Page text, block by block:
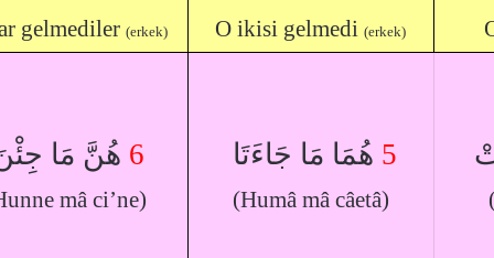
gelmediler (erkek) O ikisi gelmedi(erkek)
هُنَّ مَا 6
mâ ci’ne)
هُمَا مَا جَاءَتَا 5
(Humâ mâ câetâ)